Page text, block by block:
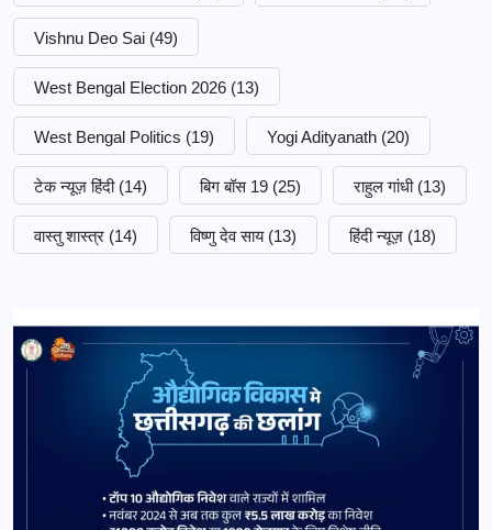
Vishnu Deo Sai (49)
West Bengal Election 2026 (13)
West Bengal Politics (19) Yogi Adityanath (20)
टेक न्यूज़ हिंदी (14) बिग बॉस 19 (25) राहुल गांधी (13)
वास्तु शास्त्र (14) विष्णु देव साय (13) हिंदी न्यूज़ (18)